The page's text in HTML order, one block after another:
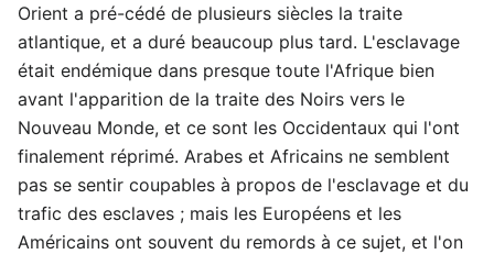
Orient a pré-cédé de plusieurs siècles la traite
atlantique, et a duré beaucoup plus tard. L'esclavage
était endémique dans presque toute l'Afrique bien
avant l'apparition de la traite des Noirs vers le
Nouveau Monde, et ce sont les Occidentaux qui l'ont
finalement réprimé. Arabes et Africains ne semblent
pas se sentir coupables à propos de l'esclavage et du
trafic des esclaves ; mais les Européens et les
Américains ont souvent du remords à ce sujet, et l'on